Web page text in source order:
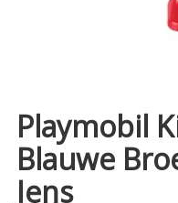
Playmobil
Blauwe
Jens